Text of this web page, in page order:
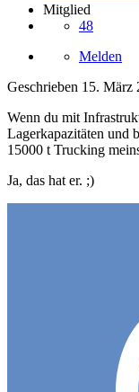
Mitglied
48
Melden
Geschrieben 15. März
Wenn du mit
Lagerkapazitäten und
15000 t Trucking
Ja, das hat er. ;)